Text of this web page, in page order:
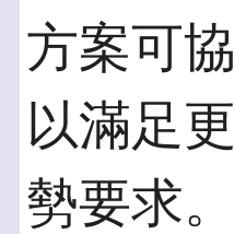
方案可
以滿足
勢要求。